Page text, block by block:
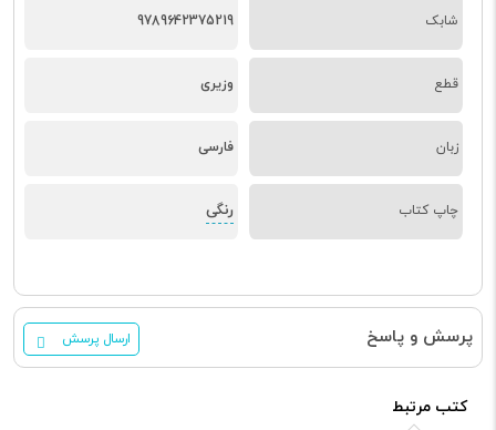
شابک 9789642375219
قطع وزیری
زبان فارسی
چاپ کتاب رنگی
پرسش و پاسخ ارسال پرسش
کتب مرتبط